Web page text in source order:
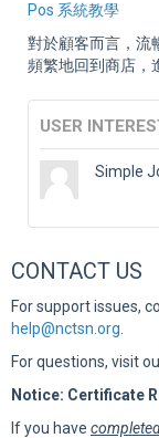
Pos 系統教學
對於顧客而言，流
頻繁地回到商店，
USER
Simple
CONTACT US
For support issues,
help@nctsn.org
For questions, visit
Notice: Certificate
If you have